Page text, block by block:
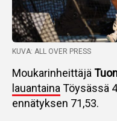
KUVA: ALL OVER PRESS
Moukarinheittäjä
lauantaina Töysässä
ennätyksen 71,53.